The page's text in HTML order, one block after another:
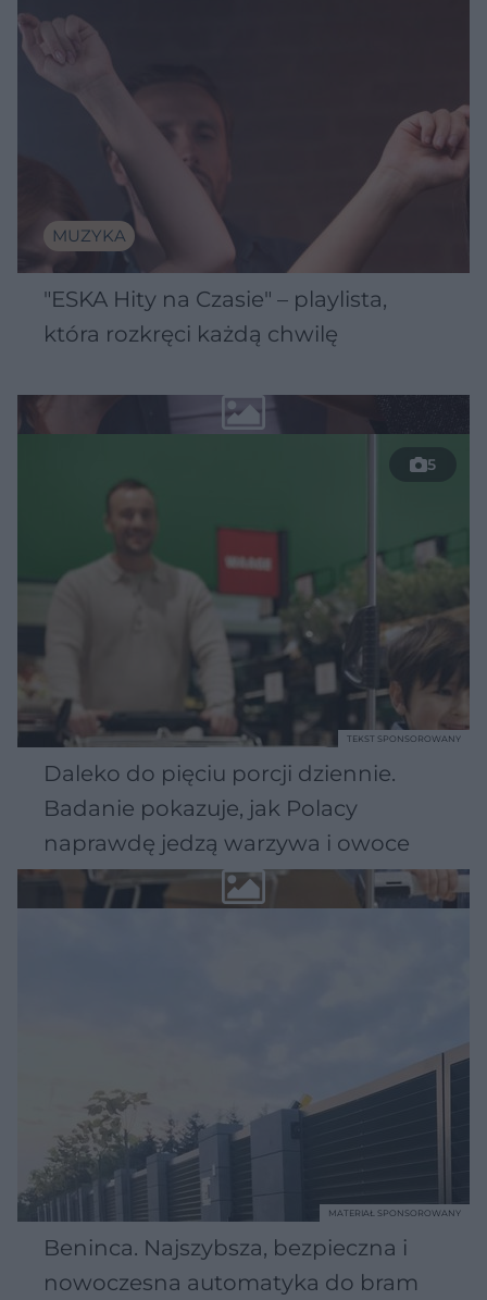
MUZYKA
"ESKA Hity na Czasie" – playlista,
która rozkręci każdą chwilę
5
Daleko do pięciu porcji dziennie.
Badanie pokazuje, jak Polacy
naprawdę jedzą warzywa i owoce
TEKST SPONSOROWANY
Beninca. Najszybsza, bezpieczna i
nowoczesna automatyka do bram
MATERIAŁ SPONSOROWANY